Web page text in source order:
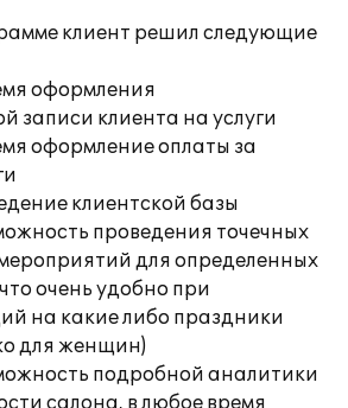
клиент решил следующие
оформления
записи клиента на услуги
оформление оплаты за
клиентской базы
проведения точечных
для определенных
очень удобно при
на какие либо праздники
для женщин)
подробной аналитики
салона, в любое время